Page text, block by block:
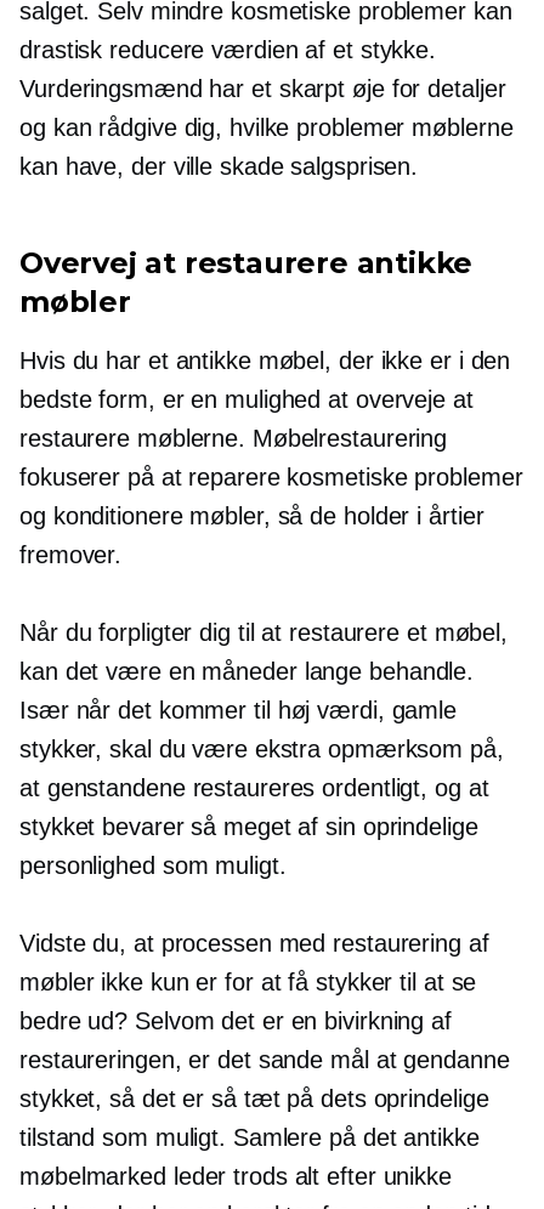
salget. Selv mindre kosmetiske problemer kan
drastisk reducere værdien af ​​et stykke.
Vurderingsmænd har et skarpt øje for detaljer
og kan rådgive dig, hvilke problemer møblerne
kan have, der ville skade salgsprisen.
Overvej at restaurere antikke
møbler
Hvis du har et antikke møbel, der ikke er i den
bedste form, er en mulighed at overveje at
restaurere møblerne. Møbelrestaurering
fokuserer på at reparere kosmetiske problemer
og konditionere møbler, så de holder i årtier
fremover.
Når du forpligter dig til at restaurere et møbel,
kan det være en måneder lange behandle.
Især når det kommer til høj værdi, gamle
stykker, skal du være ekstra opmærksom på,
at genstandene restaureres ordentligt, og at
stykket bevarer så meget af sin oprindelige
personlighed som muligt.
Vidste du, at processen med restaurering af
møbler ikke kun er for at få stykker til at se
bedre ud? Selvom det er en bivirkning af
restaureringen, er det sande mål at gendanne
stykket, så det er så tæt på dets oprindelige
tilstand som muligt. Samlere på det antikke
møbelmarked leder trods alt efter unikke